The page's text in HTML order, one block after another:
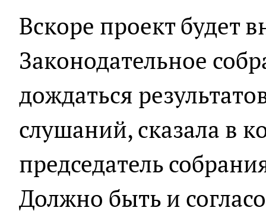
Вскоре проект будет
Законодательное
дождаться
слушаний, сказала в
председатель
Должно быть и